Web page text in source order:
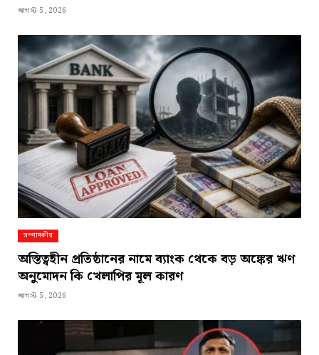
আগস্ট 5, 2026
সম্পাদকীয়
অস্তিত্বহীন প্রতিষ্ঠানের নামে ব্যাংক থেকে বড় অঙ্কের ঋণ
অনুমোদন কি খেলাপির মূল কারণ
আগস্ট 5, 2026